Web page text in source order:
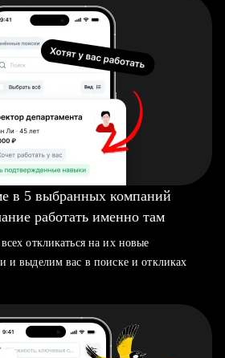
в 5 выбранных компаний
работать именно там
откликаться на их новые
и выделим вас в поиске и откликах